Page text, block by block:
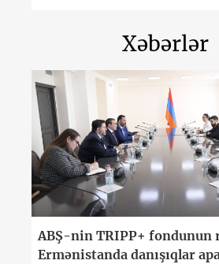
Xəbərlər
ABŞ-nin TRIPP+ fondunun
Ermənistanda danışıqlar